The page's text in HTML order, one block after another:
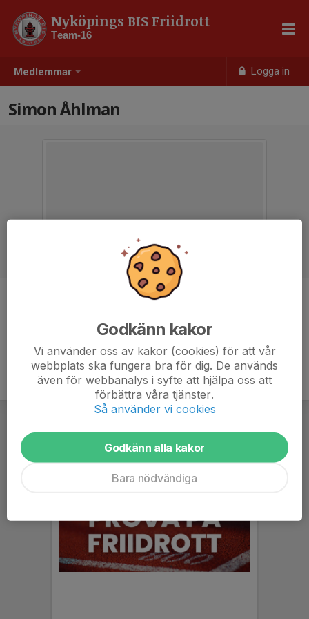
Medlemmar Logga in
Nyköpings BIS Friidrott
Team-16
Simon Åhlman
Godkänn kakor
Vi använder oss av kakor (cookies) för att vår
webbplats ska fungera bra för dig. De används
även för webbanalys i syfte att hjälpa oss att
förbättra våra tjänster.
Så använder vi cookies
Godkänn alla kakor
Bara nödvändiga